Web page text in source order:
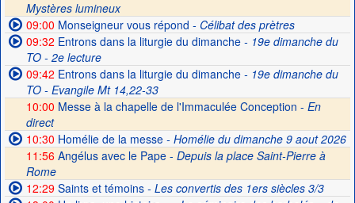
Mystères lumineux
09:00 Monseigneur vous répond - Célibat des prètres
09:32 Entrons dans la liturgie du dimanche- 19e dimanche du
TO - 2e lecture
09:42 Entrons dans la liturgie du dimanche- 19e dimanche du
TO - Evangile Mt 14,22-33
10:00 Messe à la chapelle de l'Immaculée Conception - En
direct
10:30 Homélie de la messe- Homélie du dimanche 9 aout 2026
11:56 Angélus avec le Pape - Depuis la place Saint-Pierre à
Rome
12:29Saints et témoins- Les convertis des 1ers siècles 3/3